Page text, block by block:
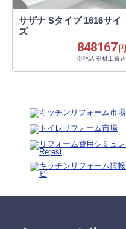
サザナ Sタイプ 1616サイ
ズ
848167 円
※税込 ※材工費込